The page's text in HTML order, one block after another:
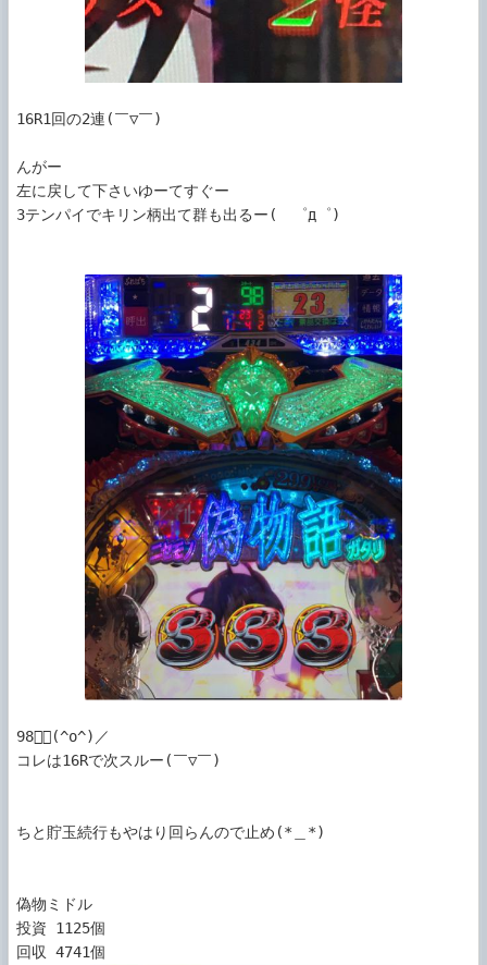
16R1回の2連(￣▽￣)
んがー
左に戻して下さいゆーてすぐー
3テンパイでキリン柄出て群も出るー(　゜д゜)
98＼(^o^)／
コレは16Rで次スルー(￣▽￣)
ちと貯玉続行もやはり回らんので止め(*＿*)
偽物ミドル
投資 1125個